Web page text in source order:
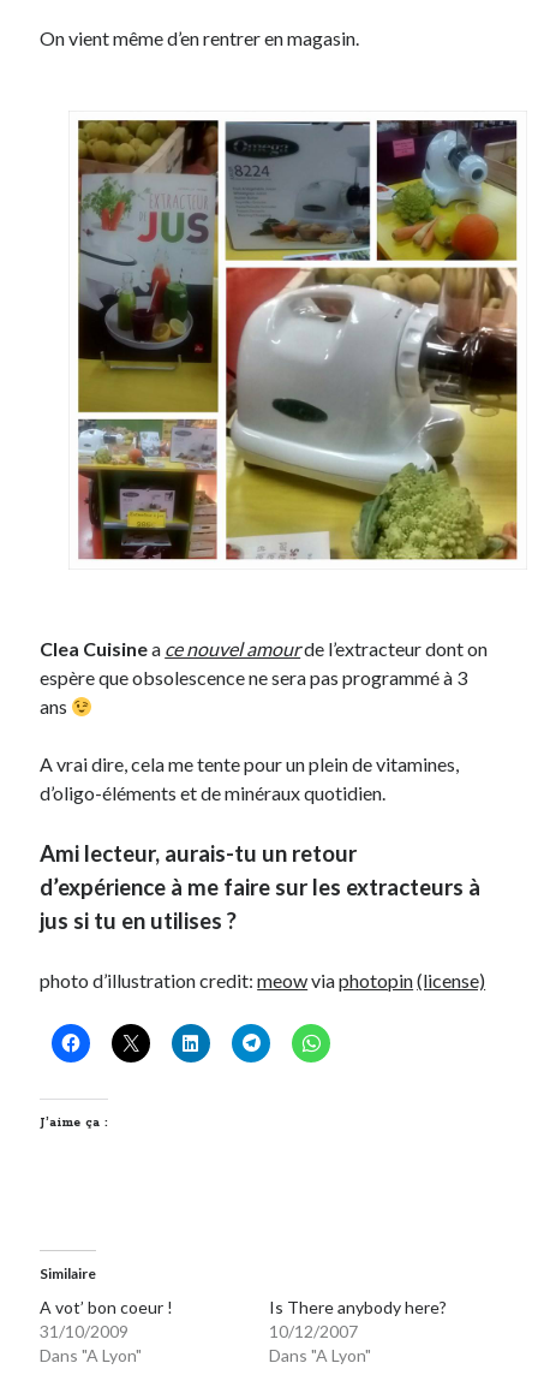
On vient même d’en rentrer en magasin.
Clea Cuisinea ce nouvel amourde l’extracteurdont on
espère que obsolescence ne sera pas programmé à 3
ans
A vrai dire, cela me tente pour un plein de vitamines,
d’oligo-éléments et de minéraux quotidien.
Ami lecteur, aurais-tu un retour
d’expérience à me faire sur les extracteurs à
jus si tu en utilises ?
photo d’illustration credit:meowviaphotopin(license)
J’aime ça :
Similaire
A vot’ bon coeur !
31/10/2009
Dans "A Lyon"
Is There anybody here?
10/12/2007
Dans "A Lyon"